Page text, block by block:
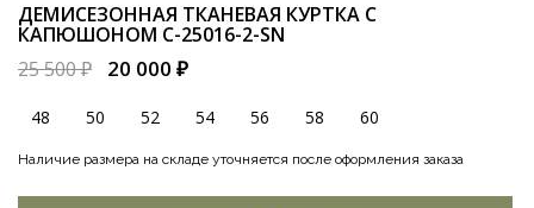
ДЕМИСЕЗОННАЯ ТКАНЕВАЯ КУРТКА С
КАПЮШОНОМ C-25016-2-SN
25 500 ₽
20 000 ₽
48 50 52 54 56 58 60
Наличие размера на складе уточняется после оформления заказа